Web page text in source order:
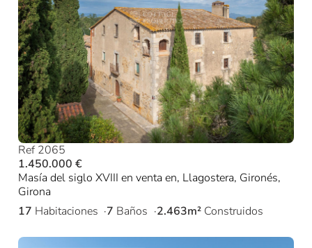
Ref 2065
1.450.000 €
Masía del siglo XVIII en venta en, Llagostera, Gironés,
Girona
17 Habitaciones 7 Baños 2.463m² Construidos